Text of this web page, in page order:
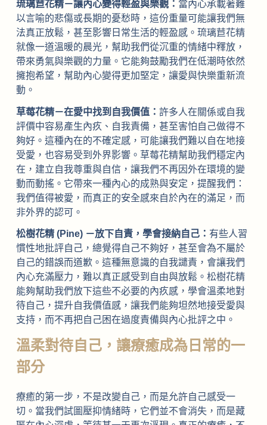
琉璃苣花精－讓內心變得輕盈與樂觀： 當內心承載著難
以言喻的悲傷或長期的憂愁時，這份重量可能讓我們無
法真正放鬆，甚至影響日常生活的輕盈感。琉璃苣花精
就像一道溫暖的晨光，幫助我們從沉重的情緒中釋放，
帶來勇氣與樂觀的力量。它能夠鼓勵我們在低潮時依然
擁抱希望，幫助內心變得更加堅定，讓愛與快樂重新流
動。
草莓花精－在愛中找到自我價值： 許多人在關係或自我
評價中容易產生內疚、自我責備，甚至害怕自己做得不
夠好。這種內在的不確定感，可能讓我們難以自在地接
受愛，也容易受到外界影響。草莓花精幫助我們穩定內
在，建立自我尊重與自信，讓我們不再因外在環境的變
動而動搖。它帶來一種內心的成熟與安定，提醒我們：
我們值得被愛，而真正的安全感來自於內在的滿足，而
非外界的認可。
松樹花精 (Pine) －放下自責，學會接納自己： 有些人習
慣性地批評自己，總覺得自己不夠好，甚至會為不屬於
自己的錯誤而道歉。這種無意識的自我譴責，會讓我們
內心充滿壓力，難以真正感受到自由與放鬆。松樹花精
能夠幫助我們放下這些不必要的內疚感，學會溫柔地對
待自己，提升自我價值感，讓我們能夠坦然地接受愛與
支持，而不再把自己困在過度責備與內心批評之中。
溫柔對待自己，讓療癒成為日常的一
部分
療癒的第一步，不是改變自己，而是允許自己感受一
切。當我們試圖壓抑情緒時，它們並不會消失，而是藏